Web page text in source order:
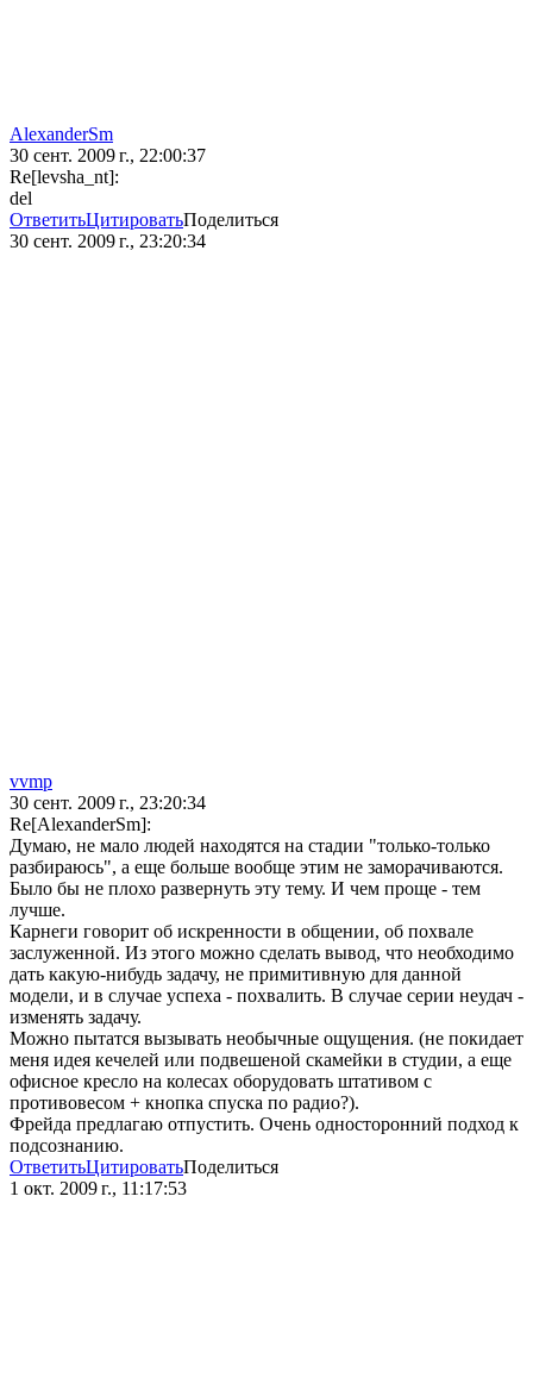
AlexanderSm
30 сент. 2009 г., 22:00:37
Re[levsha_nt]:
del
ОтветитьЦитироватьПоделиться
30 сент. 2009 г., 23:20:34
vvmp
30 сент. 2009 г., 23:20:34
Re[AlexanderSm]:
Думаю, не мало людей находятся на стадии "только-только
разбираюсь", а еще больше вообще этим не заморачиваются.
Было бы не плохо развернуть эту тему. И чем проще - тем
лучше.
Карнеги говорит об искренности в общении, об похвале
заслуженной. Из этого можно сделать вывод, что необходимо
дать какую-нибудь задачу, не примитивную для данной
модели, и в случае успеха - похвалить. В случае серии неудач -
изменять задачу.
Можно пытатся вызывать необычные ощущения. (не покидает
меня идея кечелей или подвешеной скамейки в студии, а еще
офисное кресло на колесах оборудовать штативом с
противовесом + кнопка спуска по радио?).
Фрейда предлагаю отпустить. Очень односторонний подход к
подсознанию.
ОтветитьЦитироватьПоделиться
1 окт. 2009 г., 11:17:53